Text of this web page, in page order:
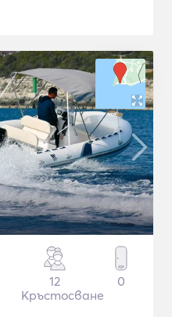
12
Кръстосване
0